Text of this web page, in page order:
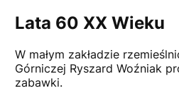
Lata 60 XX Wieku
W małym zakładzie
Górniczej Ryszard Woźniak
zabawki.